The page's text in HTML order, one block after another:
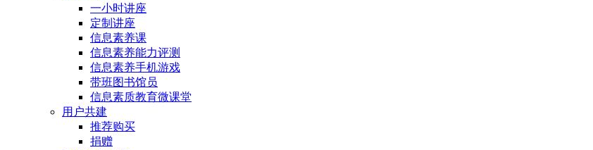
一小时讲座
定制讲座
信息素养课
信息素养能力评测
信息素养手机游戏
带班图书馆员
信息素质教育微课堂
用户共建
推荐购买
捐赠